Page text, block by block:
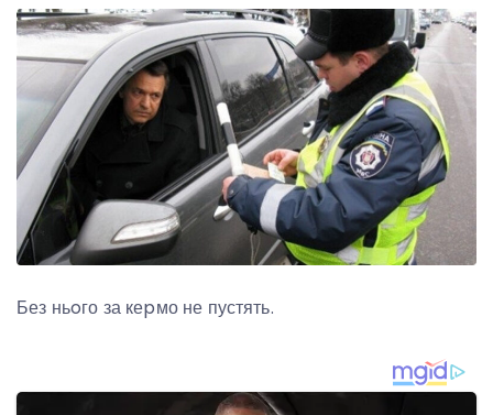
Без ньoго за кеpмо не пустять.